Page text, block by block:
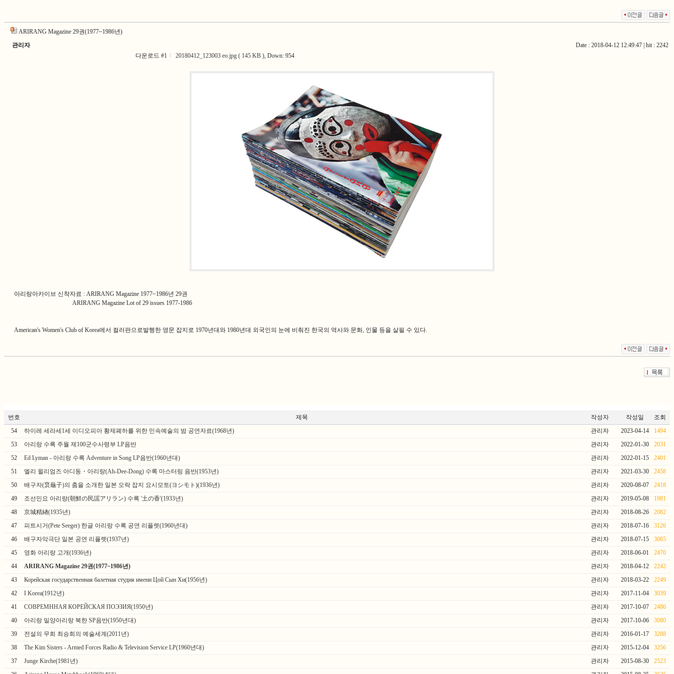
ARIRANG Magazine 29권(1977~1986년)
관리자
Date : 2018-04-12 12:49:47 | hit : 2242
다운로드 #1
20180412_123003 eo.jpg ( 145 KB ), Down: 954
아리랑아카이브 신착자료 : ARIRANG Magazine 1977~1986년 29권
ARIRANG Magazine Lot of 29 issues 1977-1986
American's Women's Club of Korea에서 컬러판으로발행한 영문 잡지로 1970년대와 1980년대 외국인의 눈에 비춰진 한국의 역사와 문화, 인물 등을 살필 수 있다.
번호 제목 작성자 작성일
조회
54
하이레 세라세1세 이디오피아 황제폐하를 위한 민속예술의 밤 공연자료(1968년) 관리자 2023-04-14
1494
53
아리랑 수록 주월 제100군수사령부 LP음반 관리자 2022-01-30
2031
52
Ed Lyman - 아리랑 수록 Adventure in Song LP음반(1960년대) 관리자 2022-01-15
2401
51
엘리 윌리엄즈 아디동・아리랑(Ah-Dee-Dong) 수록 마스터링 음반(1953년) 관리자 2021-03-30
2458
50
배구자(裵龜子)의 춤을 소개한 일본 오락 잡지 요시모토(ヨシモト)(1936년) 관리자 2020-08-07
2418
49
조선민요 아리랑(朝鮮の民謡アリラン) 수록 '土の香'(1933년) 관리자 2019-05-08
1981
48
京城精緖(1935년) 관리자 2018-08-26
2082
47
피트시거(Pete Seeger) 한글 아리랑 수록 공연 리플렛(1960년대) 관리자 2018-07-16
3126
46
배구자악극단 일본 공연 리플렛(1937년) 관리자 2018-07-15
3065
45
영화 아리랑 고개(1936년) 관리자 2018-06-01
2470
44
ARIRANG Magazine 29권(1977~1986년) 관리자 2018-04-12
2242
43
Корейская государственная балетная студия имени Цой Сын Хи(1956년) 관리자 2018-03-22
2249
42
I Korea(1912년) 관리자 2017-11-04
3039
41
СОВРЕМННАЯ КОРЕЙСКАЯ ПОЭЗИЯ(1950년) 관리자 2017-10-07
2486
40
아리랑 밀양아리랑 북한 SP음반(1950년대) 관리자 2017-10-06
3080
39
전설의 무희 최승희의 예술세계(2011년) 관리자 2016-01-17
3288
38
The Kim Sisters - Armed Forces Radio & Television Service LP(1960년대) 관리자 2015-12-04
3256
37
Junge Kirche(1981년) 관리자 2015-08-30
2523